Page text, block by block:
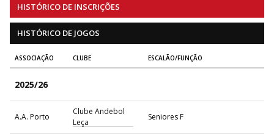
HISTÓRICO DE INSCRIÇÕES
HISTÓRICO DE JOGOS
ASSOCIAÇÃO CLUBE ESCALÃO/FUNÇÃO
2025/26
A.A. Porto
Clube Andebol
Leça
Seniores F